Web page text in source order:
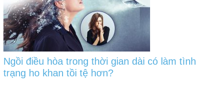
Ngồi điều hòa trong thời gian dài có làm tình
trạng ho khan tồi tệ hơn?